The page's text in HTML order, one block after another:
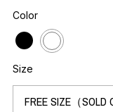
Color
Size